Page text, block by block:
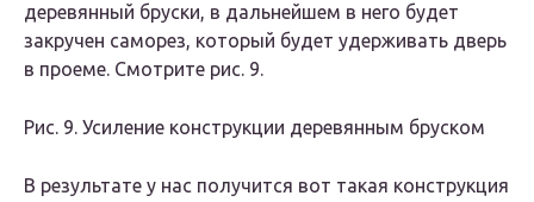
деревянный бруски, в дальнейшем в него будет
закручен саморез, который будет удерживать дверь
в проеме. Смотрите рис. 9.
Рис. 9. Усиление конструкции деревянным бруском
В результате у нас получится вот такая конструкция